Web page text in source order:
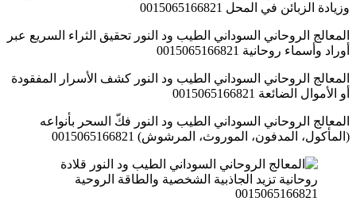
وزيادة الزبائن في المحل 0015065166821
المعالج الروحاني السوداني الطيب ود النور تحقيق الثراء السريع عبر
أوراد وأسماء روحانية 0015065166821
المعالج الروحاني السوداني الطيب ود النور كشف الأسرار المفقودة
أو الأموال الضائعة 0015065166821
المعالج الروحاني السوداني الطيب ود النور فكّ السحر بأنواعه
(المأكول، المدفون، الموروث، المرشوش) 0015065166821